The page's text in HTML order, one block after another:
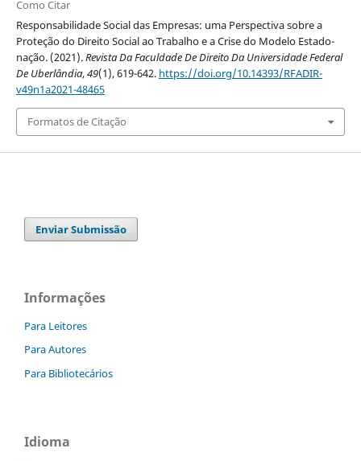
Como Citar
Responsabilidade Social das Empresas: uma Perspectiva sobre a
Proteção do Direito Social ao Trabalho e a Crise do Modelo Estado-
nação. (2021).Revista Da Faculdade De Direito Da Universidade Federal
De Uberlândia,49(1), 619-642. https://doi.org/10.14393/RFADIR-
v49n1a2021-48465
Formatos de Citação
Enviar Submissão
Informações
Para Leitores
Para Autores
Para Bibliotecários
Idioma